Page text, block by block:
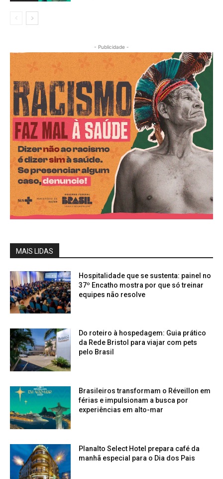
- Publicidade -
MAIS LIDAS
Hospitalidade que se sustenta: painel no
37º Encatho mostra por que só treinar
equipes não resolve
Do roteiro à hospedagem: Guia prático
da Rede Bristol para viajar com pets
pelo Brasil
Brasileiros transformam o Réveillon em
férias e impulsionam a busca por
experiências em alto-mar
Planalto Select Hotel prepara café da
manhã especial para o Dia dos Pais